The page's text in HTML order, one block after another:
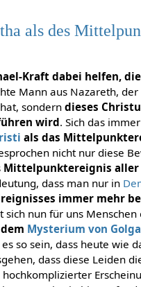
als des
Kraft dabei helfen,
Mann aus Nazareth,
sonderndieses
wird. Sich das
als das
nicht nur diese
Mittelpunktereignis aller
dass man nur in
immer mehr
nun für uns Menschen
Mysterium von
es so sein, dass heute wie
dass diese Leiden